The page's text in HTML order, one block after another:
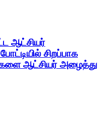
ஆட்சியர்
சிறப்பாக
ஆட்சியர் அழைத்து